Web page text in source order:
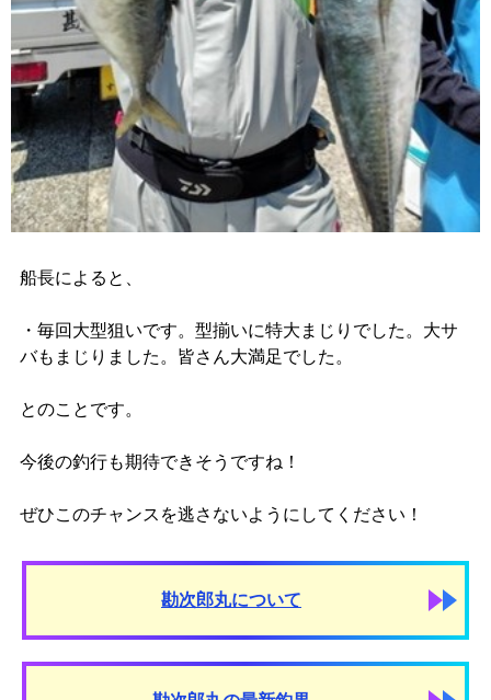
船長によると、
・毎回大型狙いです。型揃いに特大まじりでした。大サ
バもまじりました。皆さん大満足でした。
とのことです。
今後の釣行も期待できそうですね！
ぜひこのチャンスを逃さないようにしてください！
勘次郎丸について